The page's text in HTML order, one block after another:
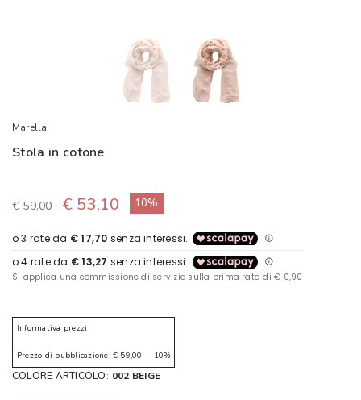
Marella
Stola in cotone
€ 59,00 € 53,10 10%
Informativa prezzi
Prezzo di pubblicazione: € 59,00-10%
COLORE ARTICOLO: 002 BEIGE